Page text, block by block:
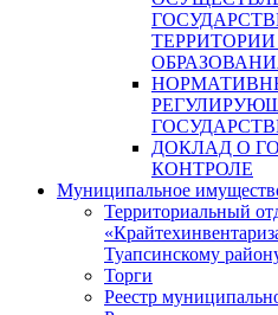
ДОКЛАД О
КОНТРОЛЕ
Муниципальное
Территориальный
Туапсинскому
Торги
Реестр